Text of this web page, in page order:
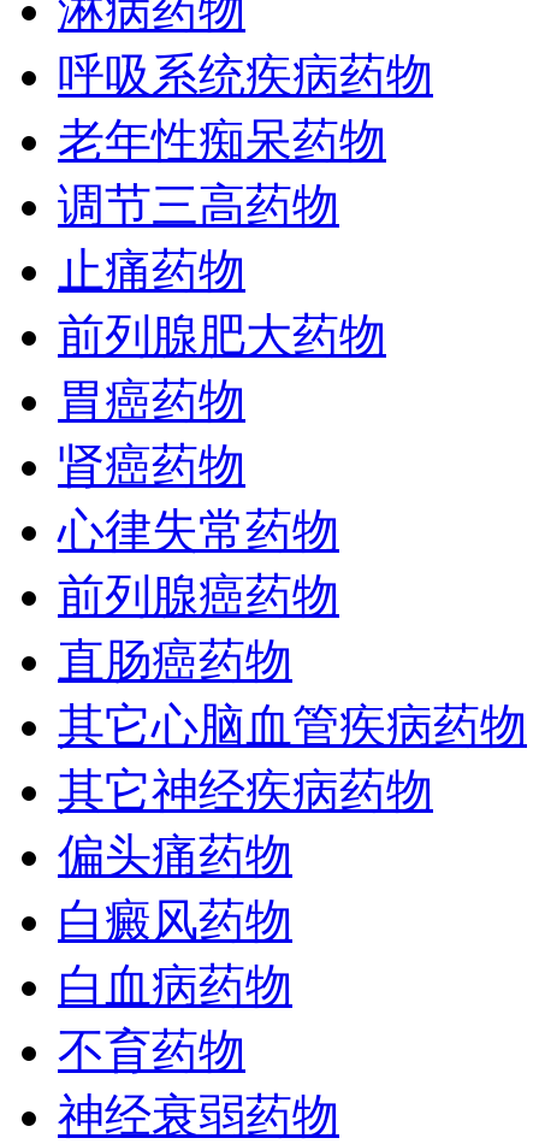
呼吸系统疾病药物
老年性痴呆药物
调节三高药物
止痛药物
前列腺肥大药物
胃癌药物
肾癌药物
心律失常药物
前列腺癌药物
直肠癌药物
其它心脑血管疾病药物
其它神经疾病药物
偏头痛药物
白癜风药物
白血病药物
不育药物
神经衰弱药物